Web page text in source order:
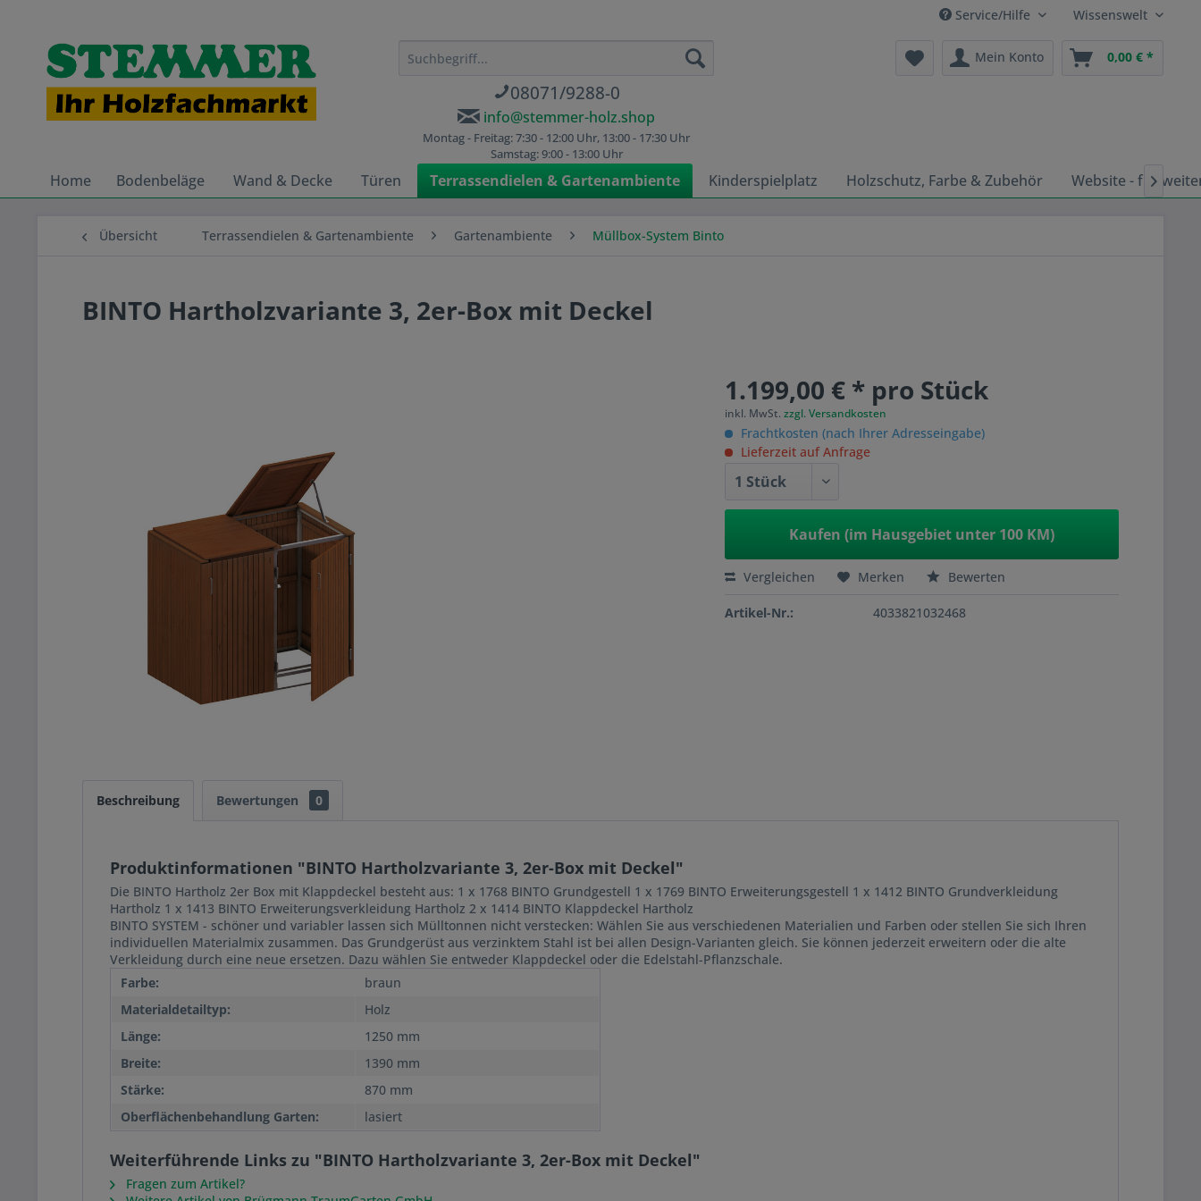
Service/Hilfe Wissenswelt
08071/9288-0
info@stemmer-holz.shop
Montag - Freitag: 7:30 - 12:00 Uhr, 13:00 - 17:30 Uhr
Samstag: 9:00 - 13:00 Uhr
Mein Konto 0,00 € *
Home Bodenbeläge Wand & Decke Türen Terrassendielen & Gartenambiente Kinderspielplatz Holzschutz, Farbe & Zubehör Website - für

Übersicht Terrassendielen & Gartenambiente Gartenambiente Müllbox-System Binto
BINTO Hartholzvariante 3, 2er-Box mit Deckel
1.199,00 € * pro Stück
inkl. MwSt.zzgl. Versandkosten
Frachtkosten (nach Ihrer Adresseingabe)
Lieferzeit auf Anfrage
Kaufen (im Hausgebiet unter 100 KM)
Vergleichen Merken Bewerten
Artikel-Nr.: 4033821032468
Beschreibung Bewertungen 0
Produktinformationen "BINTO Hartholzvariante 3, 2er-Box mit Deckel"
Die BINTO Hartholz 2er Box mit Klappdeckel besteht aus: 1 x 1768 BINTO Grundgestell 1 x 1769 BINTO Erweiterungsgestell 1 x 1412 BINTO Grundverkleidung
Hartholz 1 x 1413 BINTO Erweiterungsverkleidung Hartholz 2 x 1414 BINTO Klappdeckel Hartholz
BINTO SYSTEM - schöner und variabler lassen sich Mülltonnen nicht verstecken: Wählen Sie aus verschiedenen Materialien und Farben oder stellen Sie sich Ihren
individuellen Materialmix zusammen. Das Grundgerüst aus verzinktem Stahl ist bei allen Design-Varianten gleich. Sie können jederzeit erweitern oder die alte
Verkleidung durch eine neue ersetzen. Dazu wählen Sie entweder Klappdeckel oder die Edelstahl-Pflanzschale.
Farbe:
braun
Materialdetailtyp:
Holz
Länge:
1250 mm
Breite:
1390 mm
Stärke:
870 mm
Oberflächenbehandlung Garten:
lasiert
Weiterführende Links zu "BINTO Hartholzvariante 3, 2er-Box mit Deckel"
Fragen zum Artikel?